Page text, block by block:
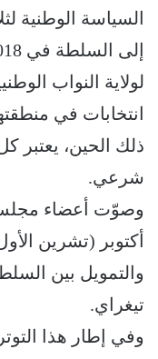
السياسة الوطنية
لولاية النواب
انتخابات في
ذلك الحين، يعتبر
شرعي.
وصوّت أعضاء مجلس
أكتوبر (تشرين
والتمويل بين
تيغراي.
وفي إطار هذا